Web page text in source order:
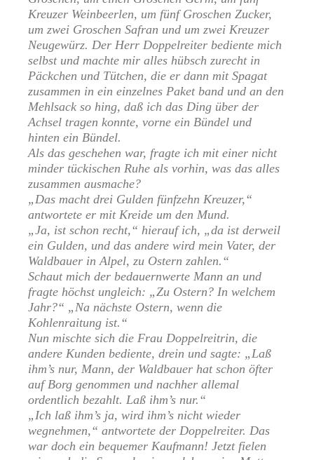
Kreuzer Weinbeerlen, um fünf Groschen Zucker,
um zwei Groschen Safran und um zwei Kreuzer
Neugewürz. Der Herr Doppelreiter bediente mich
selbst und machte mir alles hübsch zurecht in
Päckchen und Tütchen, die er dann mit Spagat
zusammen in ein einzelnes Paket band und an den
Mehlsack so hing, daß ich das Ding über der
Achsel tragen konnte, vorne ein Bündel und
hinten ein Bündel.
Als das geschehen war, fragte ich mit einer nicht
minder tückischen Ruhe als vorhin, was das alles
zusammen ausmache?
„Das macht drei Gulden fünfzehn Kreuzer,“
antwortete er mit Kreide um den Mund.
„Ja, ist schon recht,“ hierauf ich, „da ist derweil
ein Gulden, und das andere wird mein Vater, der
Waldbauer in Alpel, zu Ostern zahlen.“
Schaut mich der bedauernwerte Mann an und
fragte höchst ungleich: „Zu Ostern? In welchem
Jahr?“ „Na nächste Ostern, wenn die
Kohlenraitung ist.“
Nun mischte sich die Frau Doppelreitrin, die
andere Kunden bediente, drein und sagte: „Laß
ihm’s nur, Mann, der Waldbauer hat schon öfter
auf Borg genommen und nachher allemal
ordentlich bezahlt. Laß ihm’s nur.“
„Ich laß ihm’s ja, wird ihm’s nicht wieder
wegnehmen,“ antwortete der Doppelreiter. Das
war doch ein bequemer Kaufmann! Jetzt fielen